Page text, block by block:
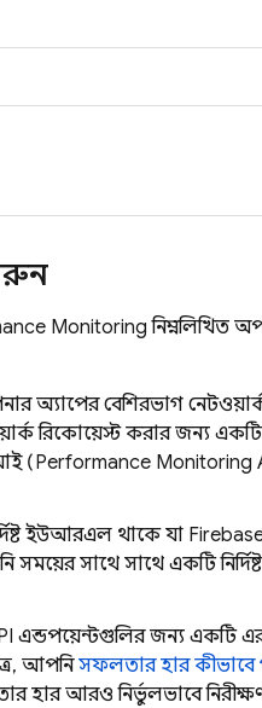
Monitoring নিম্নলিখিত
অ্যাপের বেশিরভাগ
রিকোয়েস্ট করার জন্য একটি
(Performance Monitoring
ইউআরএল থাকে যা Firebase
সময়ের সাথে সাথে একটি
এন্ডপয়েন্টগুলির জন্য একটি
আপনিসফলতার হার কীভাবে
আরও নির্ভুলভাবে